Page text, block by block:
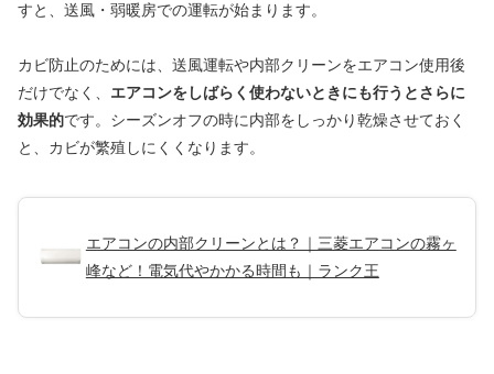
すと、送風・弱暖房での運転が始まります。
カビ防止のためには、送風運転や内部クリーンをエアコン使用後
だけでなく、 エアコンをしばらく使わないときにも行うとさらに
効果的です。シーズンオフの時に内部をしっかり乾燥させておく
と、カビが繁殖しにくくなります。
エアコンの内部クリーンとは？｜三菱エアコンの霧ヶ
峰など！電気代やかかる時間も｜ランク王